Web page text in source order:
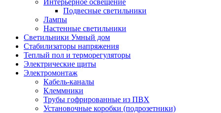
Интерьерное освещение
Подвесные светильники
Лампы
Настенные светильники
Светильники Умный дом
Стабилизаторы напряжения
Теплый пол и терморегуляторы
Электрические щиты
Электромонтаж
Кабель-каналы
Клеммники
Трубы гофрированные из ПВХ
Установочные коробки (подрозетники)